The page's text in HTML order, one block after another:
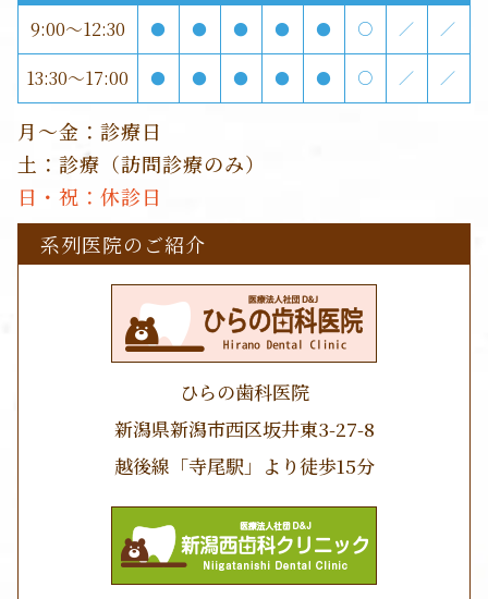
9:00～12:30 ● ● ● ● ● ○ ／ ／
13:30～17:00 ● ● ● ● ● ○ ／ ／
月～金：診療日
土：診療（訪問診療のみ）
日・祝：休診日
系列医院のご紹介
ひらの歯科医院
新潟県新潟市西区坂井東3-27-8
越後線「寺尾駅」より徒歩15分